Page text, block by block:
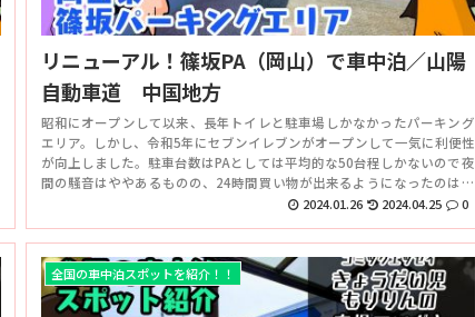
リニューアル！篠坂PA（岡山）で車中泊／山陽
自動車道 中国地方
昭和にオープンして以来、長年トイレと駐車場しかなかったパーキング
エリア。しかし、令和5年にセブンイレブンがオープンして一気に利便性
が向上しました。駐車台数はPAとしては平均的な50台程しかないので夜
間の騒音はややあるものの、24時間買い物が出来るようになったのは非
常に便利です。スタンプも新たに設置されました。
2024.01.26 2024.04.25 0
全国の車中泊スポットを紹介！！